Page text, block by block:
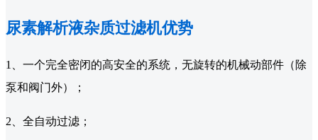
尿素解析液杂质过滤机优势
1、一个完全密闭的高安全的系统，无旋转的机械动部件（除
泵和阀门外）；
2、全自动过滤；